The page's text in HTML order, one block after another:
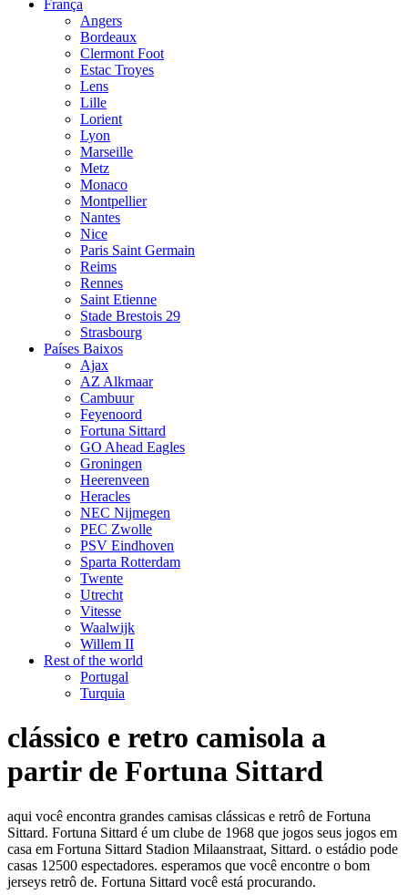
França
Angers
Bordeaux
Clermont Foot
Estac Troyes
Lens
Lille
Lorient
Lyon
Marseille
Metz
Monaco
Montpellier
Nantes
Nice
Paris Saint Germain
Reims
Rennes
Saint Etienne
Stade Brestois 29
Strasbourg
Países Baixos
Ajax
AZ Alkmaar
Cambuur
Feyenoord
Fortuna Sittard
GO Ahead Eagles
Groningen
Heerenveen
Heracles
NEC Nijmegen
PEC Zwolle
PSV Eindhoven
Sparta Rotterdam
Twente
Utrecht
Vitesse
Waalwijk
Willem II
Rest of the world
Portugal
Turquia
clássico e retro camisola a
partir de Fortuna Sittard
aqui você encontra grandes camisas clássicas e retrô de Fortuna
Sittard. Fortuna Sittard é um clube de 1968 que jogos seus jogos em
casa em Fortuna Sittard Stadion Milaanstraat, Sittard. o estádio pode
casas 12500 espectadores. esperamos que você encontre o bom
jerseys retrô de. Fortuna Sittard você está procurando.